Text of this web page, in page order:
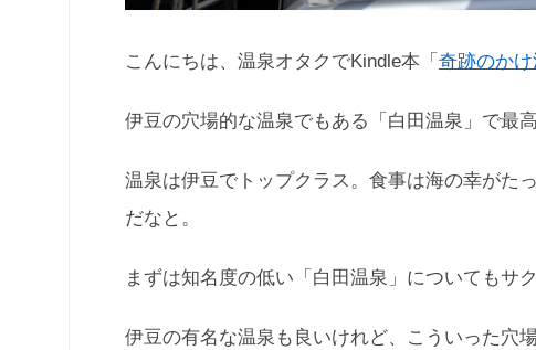
こんにちは、温泉オタクでKindle本「 奇跡のか
伊豆の穴場的な温泉でもある「白田温泉」で最
温泉は伊豆でトップクラス。食事は海の幸がた
だなと。
まずは知名度の低い「白田温泉」についてもサ
伊豆の有名な温泉も良いけれど、こういった穴